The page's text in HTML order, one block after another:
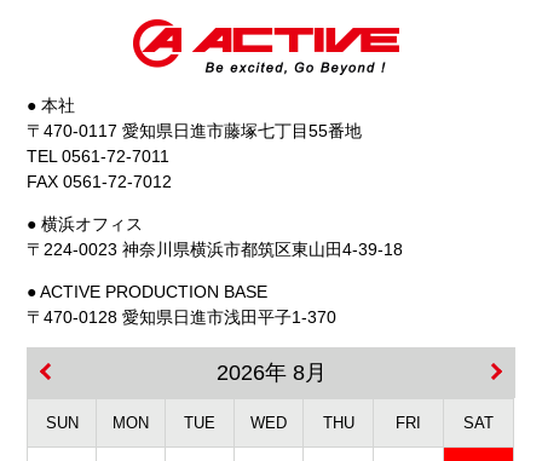
● 本社
〒470-0117 愛知県日進市藤塚七丁目55番地
TEL 0561-72-7011
FAX 0561-72-7012
● 横浜オフィス
〒224-0023 神奈川県横浜市都筑区東山田4-39-18
● ACTIVE PRODUCTION BASE
〒470-0128 愛知県日進市浅田平子1-370
2026年 8月
SUN MON TUE WED THU FRI SAT